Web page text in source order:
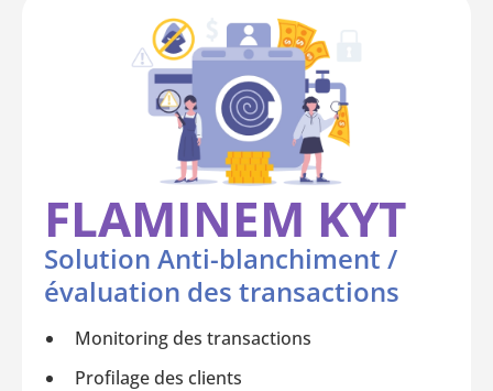
FLAMINEM KYT
Solution Anti-blanchiment /
évaluation des transactions
Monitoring des transactions
Profilage des clients